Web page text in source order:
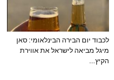
לכבוד יום הבירה הבינלאומי: סאן
מיגל מביאה לישראל את אווירת
הקיץ...